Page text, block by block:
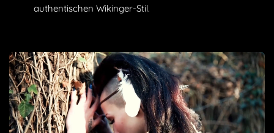
authentischen Wikinger-Stil.